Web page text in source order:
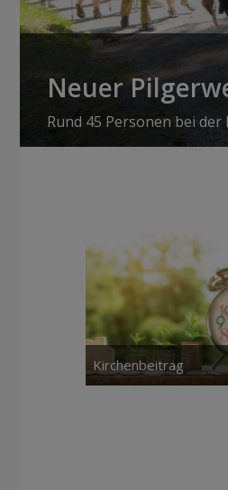
Neuer
Rund 45 Personen bei
Kirchenbeitrag